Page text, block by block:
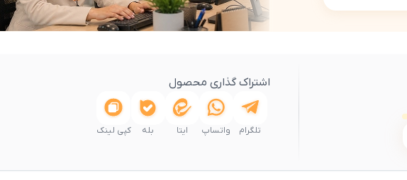
اشتراک گذاری محصول
تلگرام واتساپ ایتا بله کپی لینک